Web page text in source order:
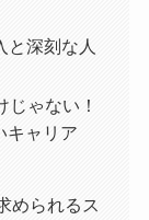
と深刻な人
ゃない！
キャリア
められるス